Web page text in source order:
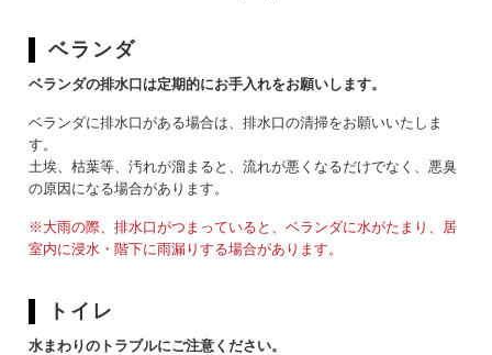
ベランダ
ベランダの排水口は定期的にお手入れをお願いします。
ベランダに排水口がある場合は、排水口の清掃をお願いいたしま
す。
土埃、枯葉等、汚れが溜まると、流れが悪くなるだけでなく、悪臭
の原因になる場合があります。
※大雨の際、排水口がつまっていると、ベランダに水がたまり、居
室内に⁩浸水・階下に雨漏りする場合があります。
トイレ
水まわりのトラブルにご注意ください。